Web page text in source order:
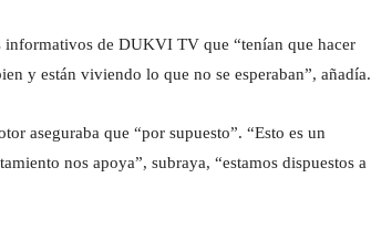
informativos de DUKVI TV que “tenían que hacer
y están viviendo lo que no se esperaban”, añadía.
aseguraba que “por supuesto”. “Esto es un
nos apoya”, subraya, “estamos dispuestos a